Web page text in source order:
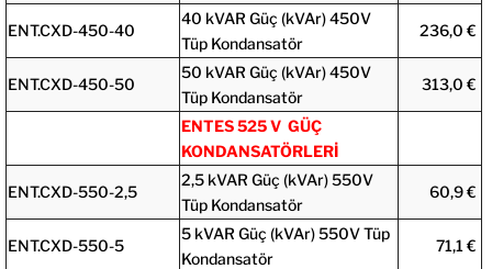
ENT.CXD-450-40
40 kVAR Güç (kVAr) 450V
Tüp Kondansatör
236,0 €
ENT.CXD-450-50
50 kVAR Güç (kVAr) 450V
Tüp Kondansatör
313,0 €
ENTES 525 V GÜÇ
KONDANSATÖRLERİ
ENT.CXD-550-2,5
2,5 kVAR Güç (kVAr) 550V
Tüp Kondansatör
60,9 €
ENT.CXD-550-5
5 kVAR Güç (kVAr) 550V Tüp
Kondansatör
71,1 €